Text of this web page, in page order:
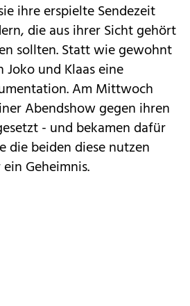
ihre erspielte Sendezeit
die aus ihrer Sicht gehört
sollten. Statt wie gewohnt
und Klaas eine
Am Mittwoch
Abendshow gegen ihren
- und bekamen dafür
die beiden diese nutzen
Geheimnis.